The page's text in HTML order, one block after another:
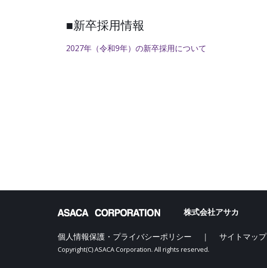
■新卒採用情報
2027年（令和9年）の新卒採用について
株式会社アサカ
個人情報保護・プライバシーポリシー ｜ サイトマップ
Copyright(C) ASACA Corporation. All rights reserved.